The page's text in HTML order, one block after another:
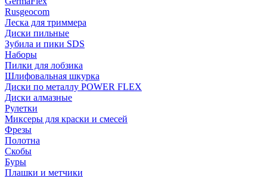
Rusgeocom
Леска для триммера
Диски пильные
Зубила и пики SDS
Наборы
Пилки для лобзика
Шлифовальная шкурка
Диски по металлу POWER FLEX
Диски алмазные
Рулетки
Миксеры для краски и смесей
Фрезы
Полотна
Скобы
Буры
Плашки и метчики